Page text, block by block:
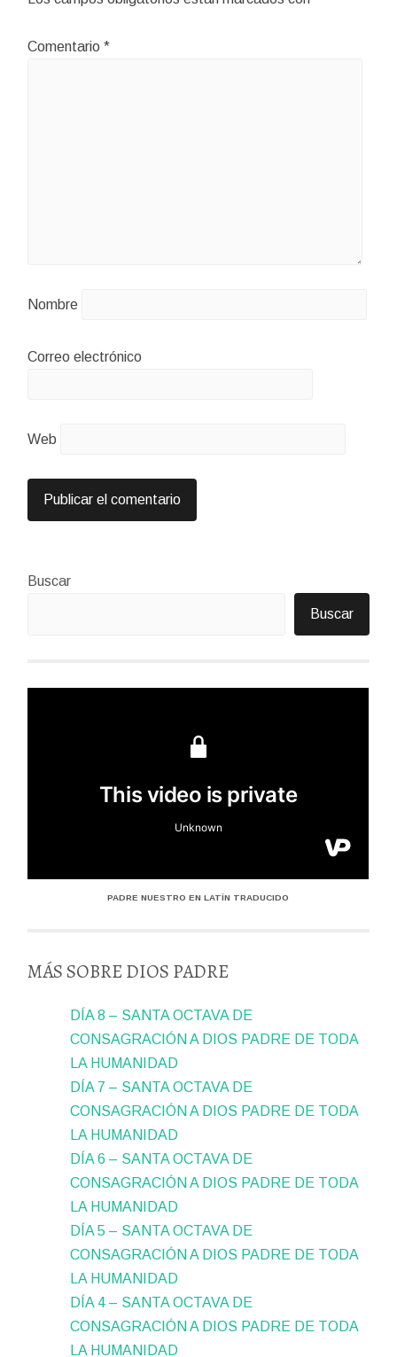
Comentario*
Nombre
Correo electrónico
Web
Buscar
Buscar
PADRE NUESTRO EN LATÍN TRADUCIDO
MÁS SOBRE DIOS PADRE
DÍA 8 – SANTA OCTAVA DE
CONSAGRACIÓN A DIOS PADRE DE TODA
LA HUMANIDAD
DÍA 7 – SANTA OCTAVA DE
CONSAGRACIÓN A DIOS PADRE DE TODA
LA HUMANIDAD
DÍA 6 – SANTA OCTAVA DE
CONSAGRACIÓN A DIOS PADRE DE TODA
LA HUMANIDAD
DÍA 5 – SANTA OCTAVA DE
CONSAGRACIÓN A DIOS PADRE DE TODA
LA HUMANIDAD
DÍA 4 – SANTA OCTAVA DE
CONSAGRACIÓN A DIOS PADRE DE TODA
LA HUMANIDAD